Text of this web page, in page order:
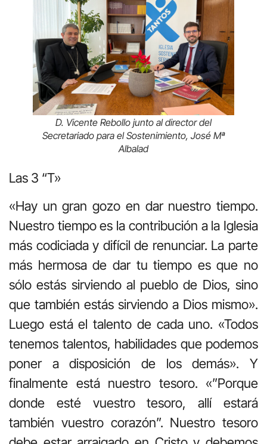
D. Vicente Rebollo junto al director del
Secretariado para el Sostenimiento, José Mª
Albalad
Las 3 “T»
«Hay un gran gozo en dar nuestro tiempo.
Nuestro tiempo es la contribución a la Iglesia
más codiciada y difícil de renunciar. La parte
más hermosa de dar tu tiempo es que no
sólo estás sirviendo al pueblo de Dios, sino
que también estás sirviendo a Dios mismo».
Luego está el talento de cada uno. «Todos
tenemos talentos, habilidades que podemos
poner a disposición de los demás». Y
finalmente está nuestro tesoro. «”Porque
donde esté vuestro tesoro, allí estará
también vuestro corazón”. Nuestro tesoro